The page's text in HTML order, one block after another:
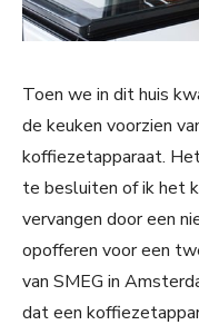
Toen we in dit huis
de keuken voorzien
koffiezetapparaat.
te besluiten of ik het
vervangen door een
opofferen voor een
van SMEG in
dat een